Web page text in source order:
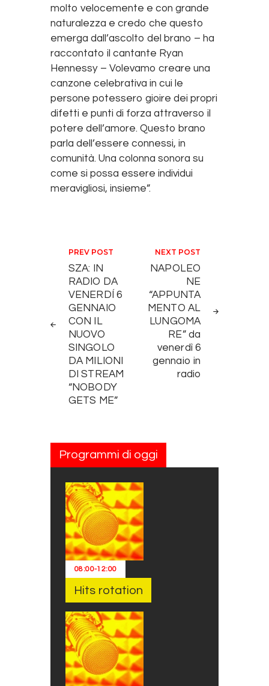
molto velocemente e con grande
naturalezza e credo che questo
emerga dall’ascolto del brano – ha
raccontato il cantante Ryan
Hennessy – Volevamo creare una
canzone celebrativa in cui le
persone potessero gioire dei propri
difetti e punti di forza attraverso il
potere dell’amore. Questo brano
parla dell’essere connessi, in
comunità. Una colonna sonora su
come si possa essere individui
meravigliosi, insieme”.
Navigazione articoli
PREV POST
SZA: IN
RADIO DA
VENERDÍ 6
GENNAIO
CON IL
NUOVO
SINGOLO
DA MILIONI
DI STREAM
“NOBODY
GETS ME”
NEXT POST
NAPOLEO
NE
“APPUNTA
MENTO AL
LUNGOMA
RE” da
venerdì 6
gennaio in
radio
Programmi di oggi
08:00-12:00
Hits rotation